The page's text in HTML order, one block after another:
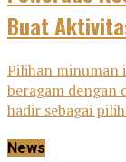
Buat
Pilihan minuman
beragam dengan
hadir sebagai
News